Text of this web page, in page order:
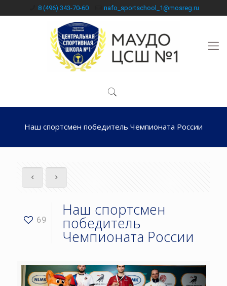
8 (496) 343-70-60 nafo_sportschool_1@mosreg.ru
Наш спортсмен победитель Чемпионата России
69
Наш спортсмен
победитель
Чемпионата России